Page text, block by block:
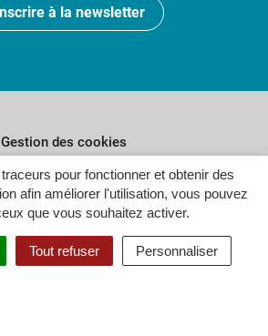
pour fonctionner et obtenir des
afin améliorer l'utilisation, vous pouvez
que vous souhaitez activer.
Tout refuser Personnaliser
à la newsletter
Gestion des cookies
Plan du site
de confidentialité
Crédits